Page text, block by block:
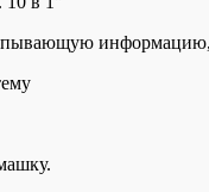
информацию,